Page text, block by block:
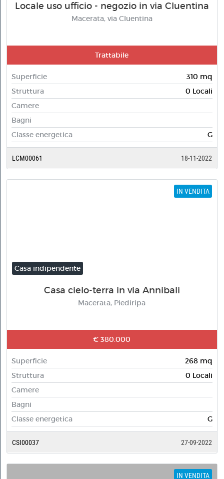
Locale uso ufficio - negozio in via Cluentina
Macerata, via Cluentina
Trattabile
Superficie
310 mq
Struttura
0 Locali
Camere
Bagni
Classe energetica
G
LCM00061 18-11-2022
IN VENDITA
Casa indipendente
Casa cielo-terra in via Annibali
Macerata, Piediripa
€ 380.000
Superficie
268 mq
Struttura
0 Locali
Camere
Bagni
Classe energetica
G
CSI00037 27-09-2022
IN VENDITA